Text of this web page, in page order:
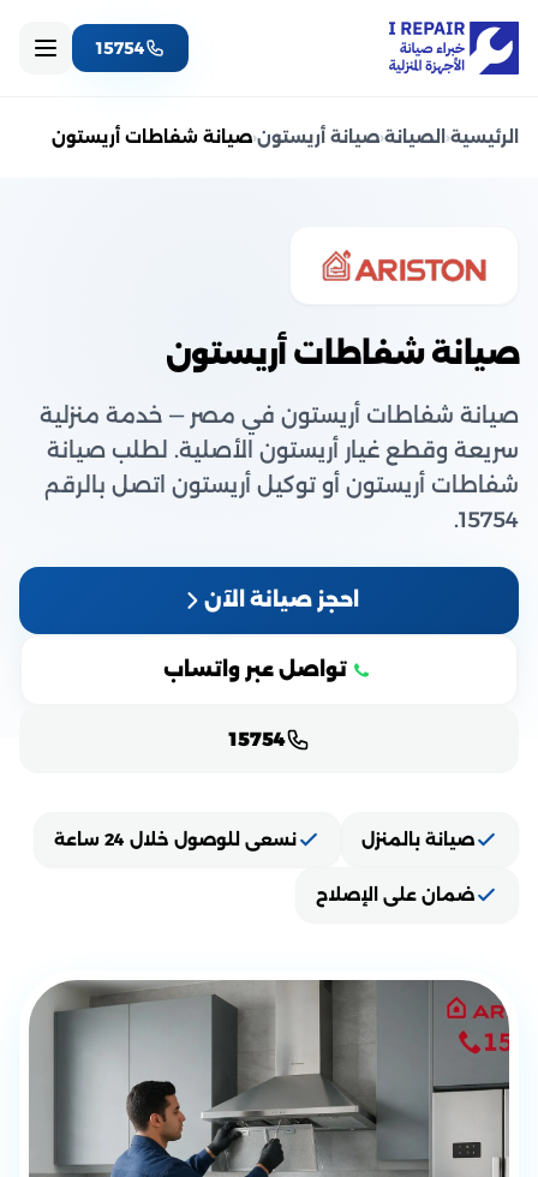
15754
الرئيسية‹ الصيانة‹صيانة أريستون‹صيانة شفاطات أريستون
صيانة شفاطات أريستون
صيانة شفاطات أريستون في مصر — خدمة منزلية
سريعة وقطع غيار أريستون الأصلية. لطلب صيانة
شفاطات أريستون أو توكيل أريستون اتصل بالرقم
15754.
احجز صيانة الآن
تواصل عبر واتساب
15754
صيانة بالمنزل نسعى للوصول خلال 24 ساعة
ضمان على الإصلاح